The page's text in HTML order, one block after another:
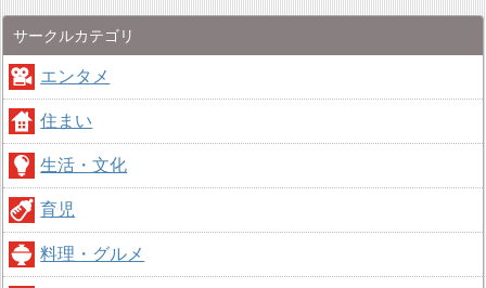
サークルカテゴリ
エンタメ
住まい
生活・文化
育児
料理・グルメ